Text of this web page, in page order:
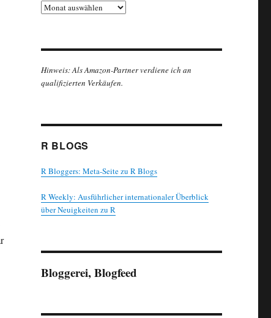
Archiv
Hinweis: Als Amazon-Partner verdiene ich an
qualifizierten Verkäufen.
R BLOGS
R Bloggers: Meta-Seite zu R Blogs
R Weekly: Ausführlicher internationaler Überblick
über Neuigkeiten zu R
Bloggerei, Blogfeed